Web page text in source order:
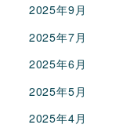
2025年9月
2025年7月
2025年6月
2025年5月
2025年4月